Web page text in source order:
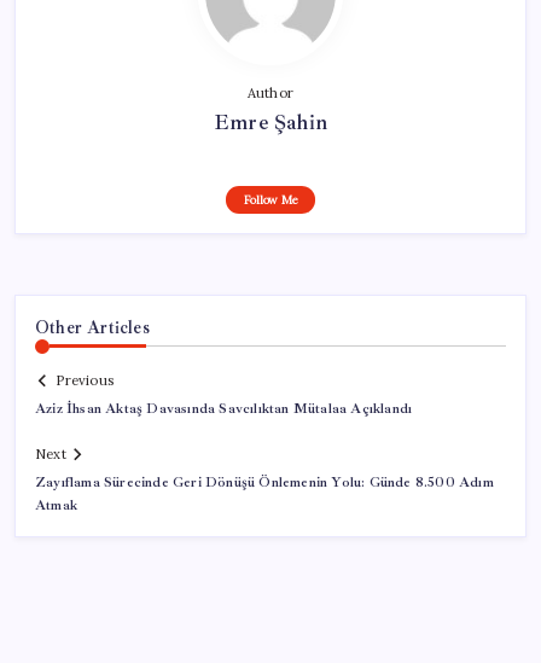
Author
Emre Şahin
Follow Me
Other Articles
Previous
Aziz İhsan Aktaş Davasında Savcılıktan Mütalaa Açıklandı
Next
Zayıflama Sürecinde Geri Dönüşü Önlemenin Yolu: Günde 8.500 Adım
Atmak